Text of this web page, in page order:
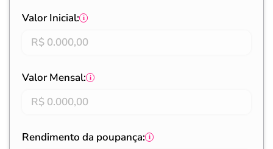
Valor Inicial:
Valor Mensal:
Rendimento da poupança: